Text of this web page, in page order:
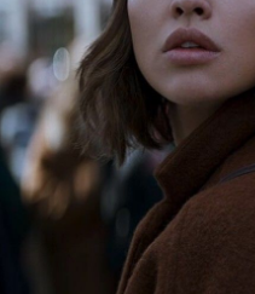
Netflix